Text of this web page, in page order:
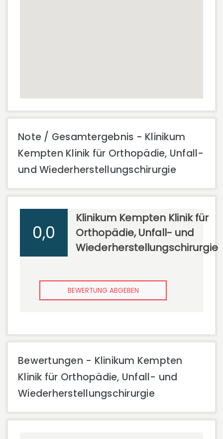
Note / Gesamtergebnis - Klinikum
Kempten Klinik für Orthopädie, Unfall-
und Wiederherstellungschirurgie
0,0
Klinikum Kempten Klinik für
Orthopädie, Unfall- und
Wiederherstellungschirurgie
BEWERTUNG ABGEBEN
Bewertungen - Klinikum Kempten
Klinik für Orthopädie, Unfall- und
Wiederherstellungschirurgie